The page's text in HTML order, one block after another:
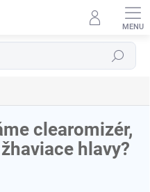
Hľadať
clearomizér,
hlavy?